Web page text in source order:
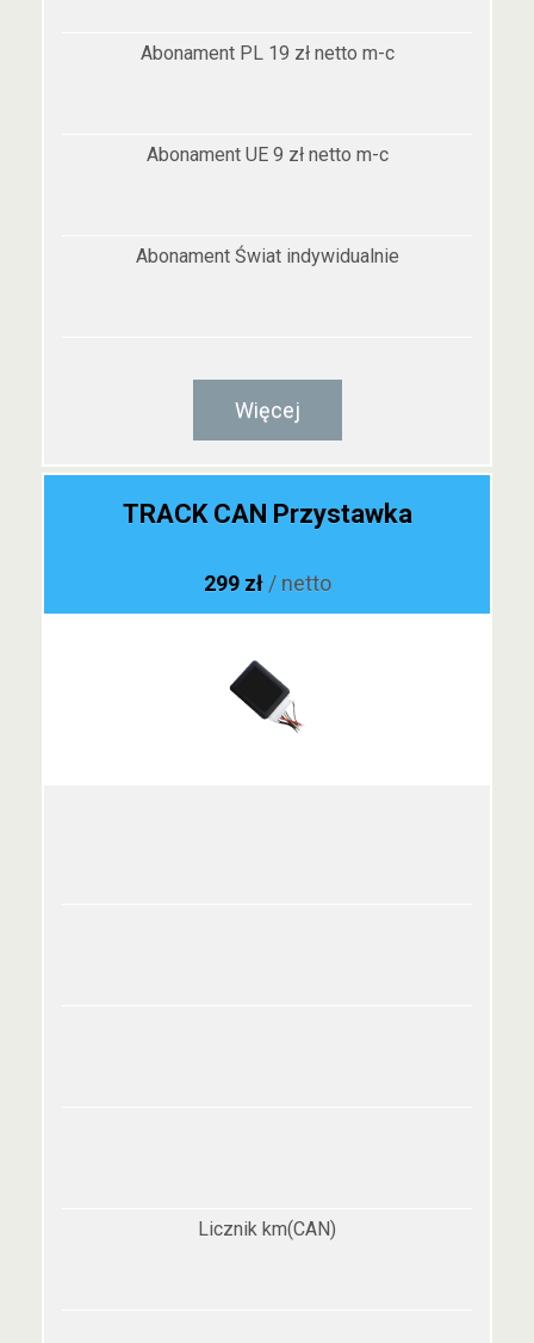
Abonament PL 19 zł netto m-c
Abonament UE 9 zł netto m-c
Abonament Świat indywidualnie
Więcej
TRACK CAN Przystawka
299 zł / netto
Licznik km(CAN)